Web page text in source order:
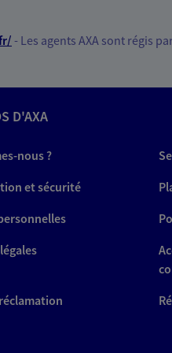
05 56 58 19 19
N° Orias * (orias.fr) : 20003520
- Les agents AXA sont régis
D'AXA
nous ?
et sécurité